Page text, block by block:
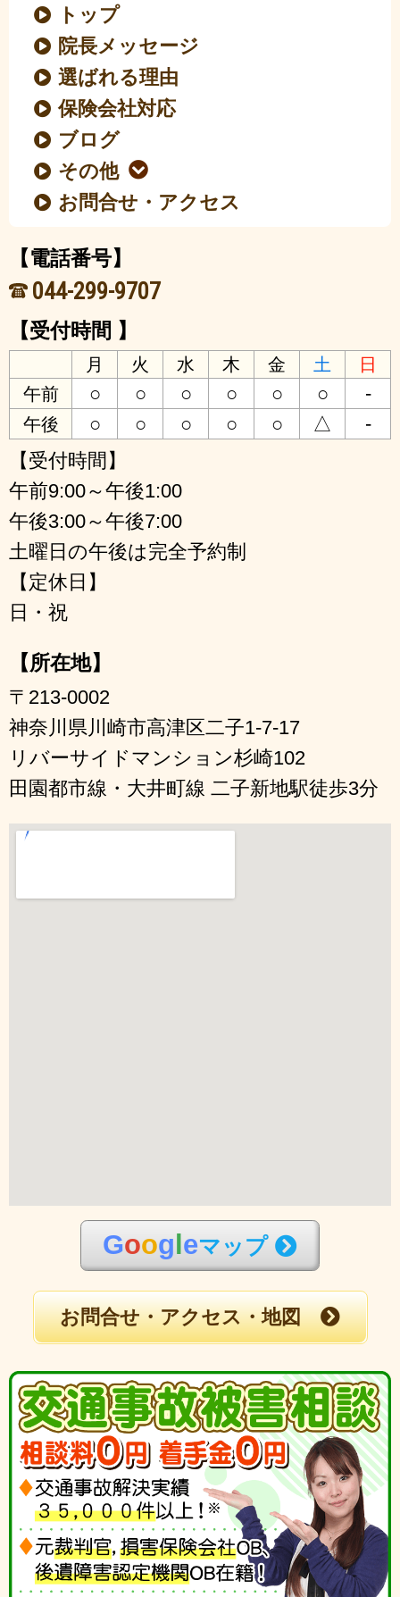
トップ
院長メッセージ
選ばれる理由
保険会社対応
ブログ
その他
お問合せ・アクセス
【電話番号】
044-299-9707
【受付時間 】
月 火 水 木 金 土
日
午前
○ ○ ○ ○ ○ ○ -
午後 ○ ○ ○ ○ ○ △
-
【受付時間】
午前9:00～午後1:00
午後3:00～午後7:00
土曜日の午後は完全予約制
【定休日】
日・祝
【所在地】
〒213-0002
神奈川県川崎市高津区二子1-7-17
リバーサイドマンション杉崎102
田園都市線・大井町線 二子新地駅徒歩3分
Googleマップ
お問合せ・アクセス・地図